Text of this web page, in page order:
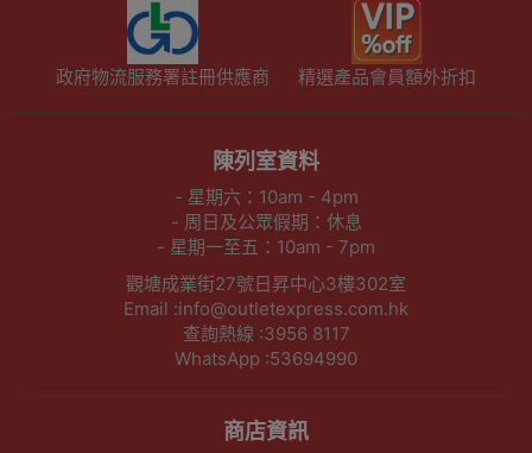
政府物流服務署註冊供應商 精選產品會員額外折扣
陳列室資料
- 星期六：10am - 4pm
- 周日及公眾假期：休息
- 星期一至五：10am - 7pm
觀塘成業街27號日昇中心3樓302室
Email :info@outletexpress.com.hk
查詢熱線 :3956 8117
WhatsApp :53694990
商店資訊